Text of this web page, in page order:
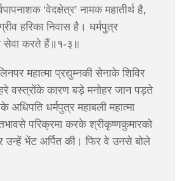
‘वेदक्षेत्र’ नामक महातीर्थ है,
हरिका निवास है। धर्मपुत्र
सेवा करते हैं॥१-३॥
महात्मा प्रद्युम्नकी सेनाके शिविर
वस्त्रोंके कारण बड़े मनोहर जान पड़ते
धर्मपुत्र महाबली महात्मा
परिक्रमा करके श्रीकृष्णकुमारको
उन्हें भेंट अर्पित की। फिर वे उनसे बोले